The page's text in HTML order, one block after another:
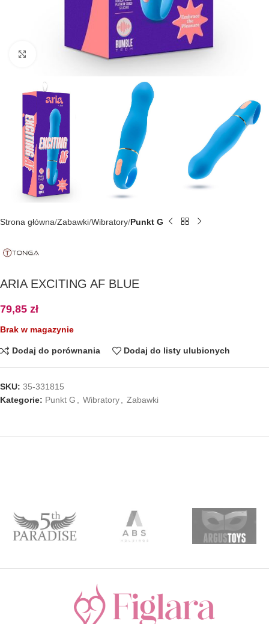
Kliknij, aby powiększyć
Strona główna Zabawki Wibratory Punkt G
ARIA EXCITING AF BLUE
79,85 zł
Brak w magazynie
Dodaj do porównania Dodaj do listy ulubionych
SKU: 35-331815
Kategorie: Punkt G Wibratory Zabawki